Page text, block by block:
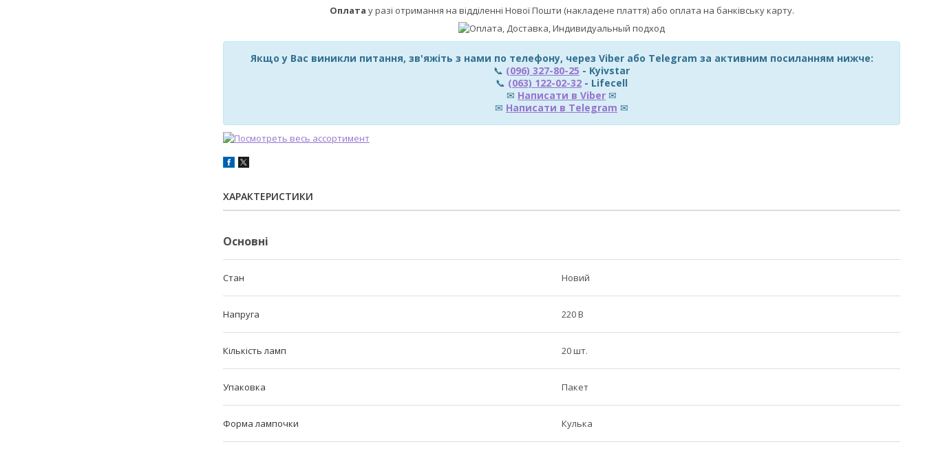
Оплата у разі отримання на відділенні Нової Пошти (накладене плаття) або оплата на банківську карту.
Якщо у Вас виникли питання, зв'яжіть з нами по телефону, через Viber або Telegram за активним посиланням нижче:
📞 (096) 327-80-25 - Kyivstar
📞 (063) 122-02-32 - Lifecell
✉ Написати в Viber ✉
✉ Написати в Telegram ✉
ХАРАКТЕРИСТИКИ
Основні
Стан Новий
Напруга 220 В
Кількість ламп 20 шт.
Упаковка Пакет
Форма лампочки Кулька